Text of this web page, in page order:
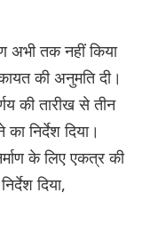
अभी तक नहीं किया
की अनुमति दी।
की तारीख से तीन
निर्देश दिया।
के लिए एकत्र की
दिया,